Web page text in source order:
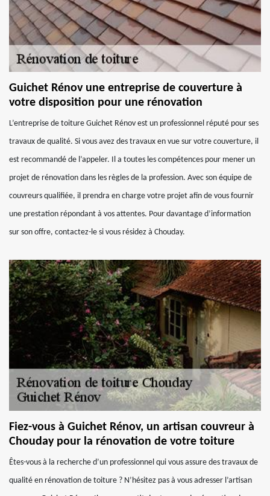
Guichet Rénov une entreprise de couverture à
votre disposition pour une rénovation
L’entreprise de toiture Guichet Rénov est un professionnel réputé pour ses
travaux de qualité. Si vous avez des travaux en vue sur votre couverture, il
est recommandé de l’appeler. Il a toutes les compétences pour mener un
projet de rénovation dans les règles de la profession. Avec son équipe de
couvreurs qualifiée, il prendra en charge votre projet afin de vous fournir
une prestation répondant à vos attentes. Pour davantage d’information
sur son offre, contactez-le si vous résidez à Chouday.
Fiez-vous à Guichet Rénov, un artisan couvreur à
Chouday pour la rénovation de votre toiture
Êtes-vous à la recherche d’un professionnel qui vous assure des travaux de
qualité en rénovation de toiture ? N’hésitez pas à vous adresser l’artisan